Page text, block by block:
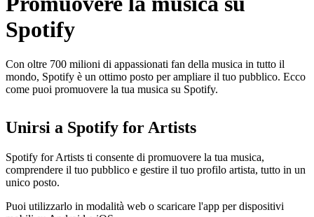
Spotify
Con oltre 700 milioni di appassionati fan della musica in tutto il
mondo, Spotify è un ottimo posto per ampliare il tuo pubblico. Ecco
come puoi promuovere la tua musica su Spotify.
Unirsi a Spotify for Artists
Spotify for Artists ti consente di promuovere la tua musica,
comprendere il tuo pubblico e gestire il tuo profilo artista, tutto in un
unico posto.
Puoi utilizzarlo in modalità web o scaricare l'app per dispositivi